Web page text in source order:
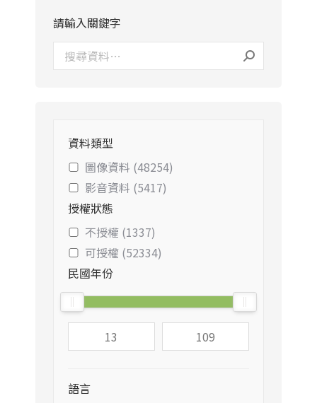
請輸入關鍵字
資料類型
圖像資料 (48254)
影音資料 (5417)
授權狀態
不授權 (1337)
可授權 (52334)
民國年份
語言